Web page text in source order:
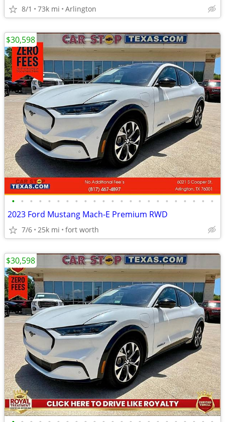
8/1 73k mi Arlington
• • • • • • • • • • • • • • • • • • • • • • •
2023 Ford Mustang Mach-E Premium RWD
7/6 25k mi fort worth
$30,598
$30,598